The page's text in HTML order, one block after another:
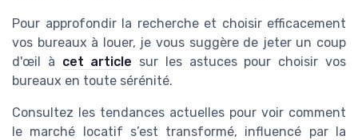
Pour approfondir la recherche et choisir efficacement
vos bureaux à louer, je vous suggère de jeter un coup
d'œil à cet article sur les astuces pour choisir vos
bureaux en toute sérénité.
Consultez les tendances actuelles pour voir comment
le marché locatif s’est transformé, influencé par la